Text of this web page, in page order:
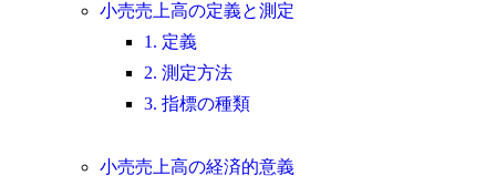
小売売上高の定義と測定
1. 定義
2. 測定方法
3. 指標の種類
小売売上高の経済的意義